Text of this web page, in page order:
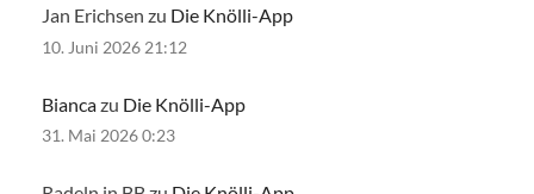
Jan Erichsen zu Die Knölli-App
10. Juni 2026 21:12
Biancazu Die Knölli-App
31. Mai 2026 0:23